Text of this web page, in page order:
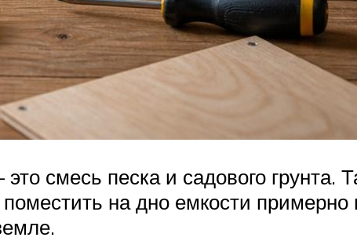
смесь песка и садового грунта.
на дно емкости